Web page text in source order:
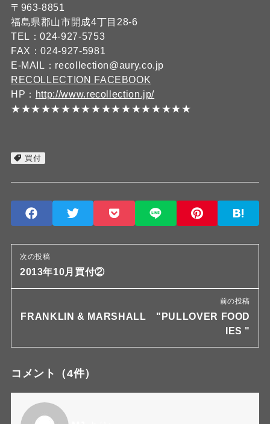
〒963-8851
福島県郡山市開成4丁目28-6
TEL：024-927-5753
FAX：024-927-5981
E-MAIL：recollection@aury.co.jp
RECOLLECTION FACEBOOK
HP： http://www.recollection.jp/
★★★★★★★★★★★★★★★★★★
買付
次の投稿
2013年10月買付②
前の投稿
FRANKLIN & MARSHALL "PULLOVER FOOD
IES "
コメント （4件）